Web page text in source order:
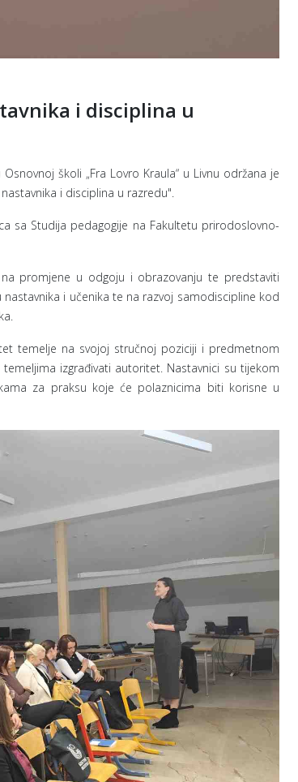
i disciplina u
školi „Fra Lovro Kraula“ u Livnu održana je
i disciplina u razredu".
sa Studija pedagogije na Fakultetu prirodoslovno-
promjene u odgoju i obrazovanju te predstaviti
i učenika te na razvoj samodiscipline kod
temelje na svojoj stručnoj poziciji i predmetnom
izgrađivati autoritet. Nastavnici su tijekom
za praksu koje će polaznicima biti korisne u